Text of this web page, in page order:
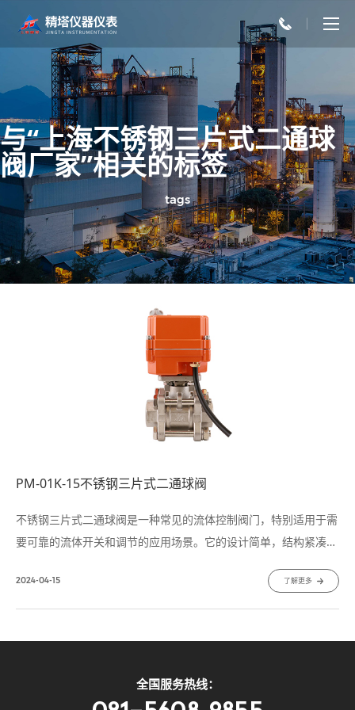
与“上海不锈钢三片式二通球
阀厂家”相关的标签
tags
PM-01K-15不锈钢三片式二通球阀
不锈钢三片式二通球阀是一种常见的流体控制阀门，特别适用于需
要可靠的流体开关和调节的应用场景。它的设计简单，结构紧凑，
不锈钢三片式二通球阀由三个主要部件组成：阀体、阀盖和阀球。
其简单的结构设计使其易于维护和安装。
2024-04-15 了解更多
全国服务热线：